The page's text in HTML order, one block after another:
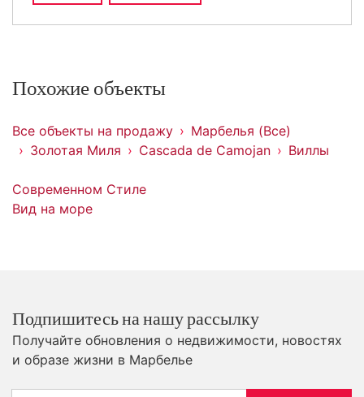
Похожие объекты
Все объекты на продажу
Марбелья (Все)
Золотая Миля
Cascada de Camojan Виллы
Современном Стиле
Вид на море
Подпишитесь на нашу рассылку
Получайте обновления о недвижимости, новостях
и образе жизни в Марбелье